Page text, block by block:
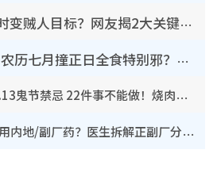
装修拆铁闸随时变贼人目标？网友揭2大关键用途：装新款等于白装？附新旧铁闸分别
鬼门开2026｜农历七月撞正日全食特别邪？专家警告切忌做一事！揭4大禁忌+2招保平安
鬼门开2026｜8.13鬼节禁忌 22件事不能做！烧肉、刺身要少食？半夜勿吹口哨/打给个电话
网传公立医院改用内地/副厂药？医生拆解正副厂分别，揭4类人换药随时出事